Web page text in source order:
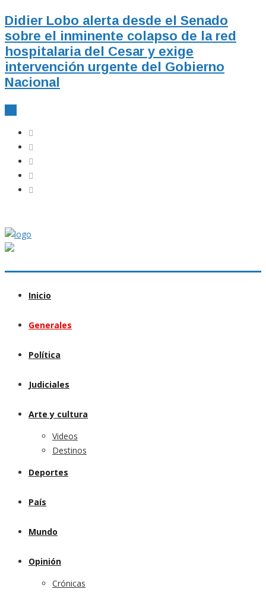
Didier Lobo alerta desde el Senado
sobre el inminente colapso de la red
hospitalaria del Cesar y exige
intervención urgente del Gobierno
Nacional
Inicio
Generales
Política
Judiciales
Arte y cultura
Videos
Destinos
Deportes
País
Mundo
Opinión
Crónicas